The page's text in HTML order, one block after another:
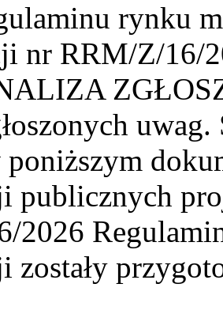
rynku
nr RRM/Z/16/
poniższym
publicznych
2026
zostały